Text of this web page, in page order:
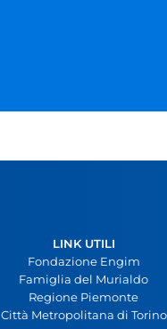
LINK UTILI
Fondazione Engim
Famiglia del Murialdo
Regione Piemonte
Città Metropolitana di Torino